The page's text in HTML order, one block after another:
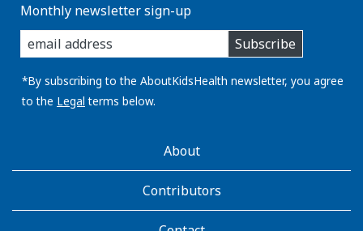
Monthly newsletter sign-up
enter
you
email
address:
Subscribe
*By subscribing to the AboutKidsHealth newsletter, you agree
to the Legal terms below.
AboutKidsHealthAbout
Contributors